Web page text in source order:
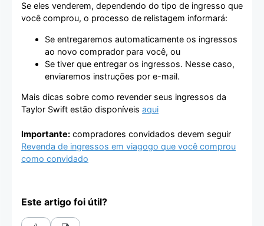
Se eles venderem, dependendo do tipo de ingresso que
você comprou, o processo de relistagem informará:
Se entregaremos automaticamente os ingressos
ao novo comprador para você, ou
Se tiver que entregar os ingressos. Nesse caso,
enviaremos instruções por e-mail.
Mais dicas sobre como revender seus ingressos da
Taylor Swift estão disponíveis aqui
Importante: compradores convidados devem seguir
Revenda de ingressos em viagogo que você comprou
como convidado
Este artigo foi útil?